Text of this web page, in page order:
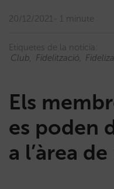
20/12/2021 1 minute
Etiquetes de la notícia:
Club
Fidelització
Els
es poden
a l’àrea